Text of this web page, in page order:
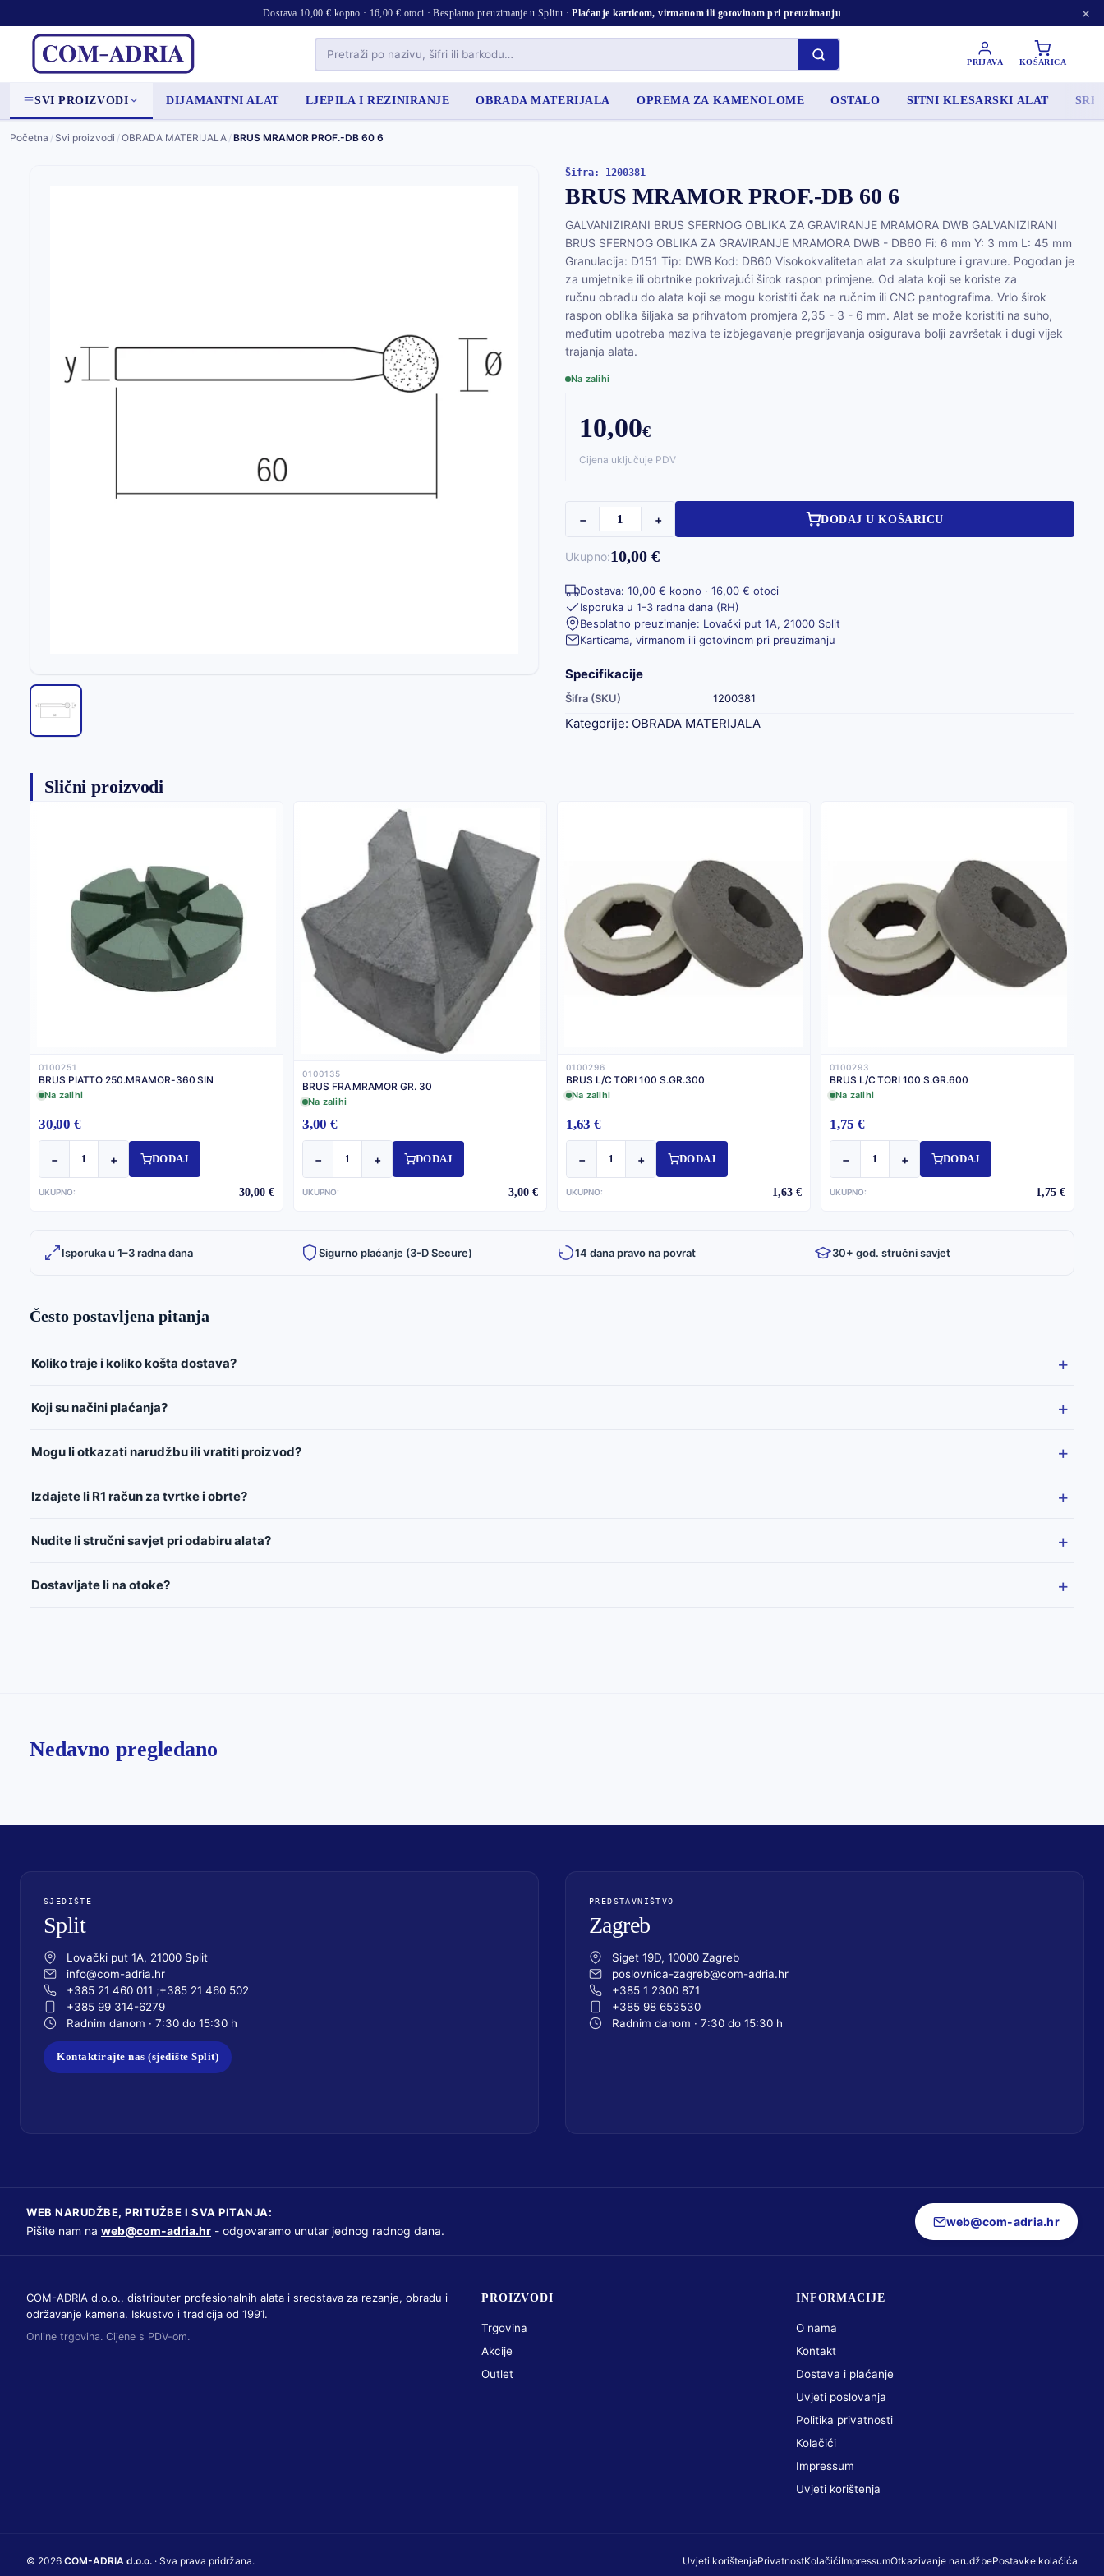
Dostava 10,00 € kopno · 16,00 € otoci · Besplatno preuzimanje u Splitu ·Plaćanje karticom, virmanom ili gotovinom pri preuzimanju ×
PRIJAVA KOŠARICA
SVI PROIZVODI DIJAMANTNI ALAT LJEPILA I REZINIRANJE OBRADA MATERIJALA OPREMA ZA KAMENOLOME OSTALO SITNI KLESARSKI ALAT
Početna / Svi proizvodi /OBRADA MATERIJALA /BRUS MRAMOR PROF.-DB 60 6
Šifra: 1200381
BRUS MRAMOR PROF.-DB 60 6
GALVANIZIRANI BRUS SFERNOG OBLIKA ZA GRAVIRANJE MRAMORA DWB GALVANIZIRANI
BRUS SFERNOG OBLIKA ZA GRAVIRANJE MRAMORA DWB - DB60 Fi: 6 mm Y: 3 mm L: 45 mm
Granulacija: D151 Tip: DWB Kod: DB60 Visokokvalitetan alat za skulpture i gravure. Pogodan je
za umjetnike ili obrtnike pokrivajući širok raspon primjene. Od alata koji se koriste za
ručnu obradu do alata koji se mogu koristiti čak na ručnim ili CNC pantografima. Vrlo širok
raspon oblika šiljaka sa prihvatom promjera 2,35 - 3 - 6 mm. Alat se može koristiti na suho,
međutim upotreba maziva te izbjegavanje pregrijavanja osigurava bolji završetak i dugi vijek
trajanja alata.
Na zalihi
10,00€
Cijena uključuje PDV
− + DODAJ U KOŠARICU
Ukupno:10,00 €
Dostava: 10,00 € kopno · 16,00 € otoci
Isporuka u 1-3 radna dana (RH)
Besplatno preuzimanje: Lovački put 1A, 21000 Split
Karticama, virmanom ili gotovinom pri preuzimanju
Specifikacije
Šifra (SKU) 1200381
Kategorije: OBRADA MATERIJALA
Slični proizvodi
0100251
BRUS PIATTO 250.MRAMOR-360 SIN
Na zalihi
30,00 €
− + DODAJ
UKUPNO: 30,00 €
0100135
BRUS FRA.MRAMOR GR. 30
Na zalihi
3,00 €
− + DODAJ
UKUPNO: 3,00 €
0100296
BRUS L/C TORI 100 S.GR.300
Na zalihi
1,63 €
− + DODAJ
UKUPNO: 1,63 €
0100293
BRUS L/C TORI 100 S.GR.600
Na zalihi
1,75 €
− + DODAJ
UKUPNO: 1,75 €
Isporuka u 1–3 radna dana Sigurno plaćanje (3-D Secure) 14 dana pravo na povrat 30+ god. stručni savjet
Često postavljena pitanja
Koliko traje i koliko košta dostava?
Koji su načini plaćanja?
Mogu li otkazati narudžbu ili vratiti proizvod?
Izdajete li R1 račun za tvrtke i obrte?
Nudite li stručni savjet pri odabiru alata?
Dostavljate li na otoke?
Nedavno pregledano
SJEDIŠTE
Split
Lovački put 1A, 21000 Split
info@com-adria.hr
+385 21 460 011
+385 21 460 502
+385 99 314-6279
Radnim danom · 7:30 do 15:30 h
Kontaktirajte nas (sjedište Split)
PREDSTAVNIŠTVO
Zagreb
Siget 19D, 10000 Zagreb
poslovnica-zagreb@com-adria.hr
+385 1 2300 871
+385 98 653530
Radnim danom · 7:30 do 15:30 h
WEB NARUDŽBE, PRITUŽBE I SVA PITANJA:
Pišite nam na web@com-adria.hr - odgovaramo unutar jednog radnog dana.
web@com-adria.hr
COM-ADRIA d.o.o., distributer profesionalnih alata i sredstava za rezanje, obradu i
održavanje kamena. Iskustvo i tradicija od 1991.
Online trgovina. Cijene s PDV-om.
PROIZVODI
Trgovina
Akcije
Outlet
INFORMACIJE
O nama
Kontakt
Dostava i plaćanje
Uvjeti poslovanja
Politika privatnosti
Kolačići
Impressum
Uvjeti korištenja
© 2026 COM-ADRIA d.o.o. · Sva prava pridržana. Uvjeti korištenjaPrivatnostKolačićiImpressumOtkazivanje narudžbePostavke kolačića